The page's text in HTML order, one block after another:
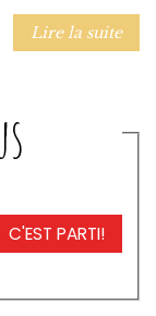
Lire la suite
C'EST PARTI!